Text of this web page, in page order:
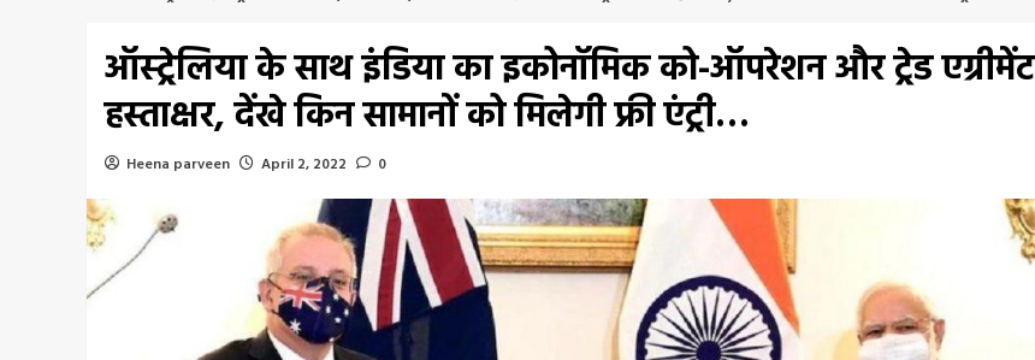
ऑस्ट्रेलिया के साथ इंडिया का इकोनॉमिक को-ऑपरेशन और ट्रेड एग्रीमेंट
हस्ताक्षर, देंखे किन सामानों को मिलेगी फ्री एंट्री…
Heena parveen April 2, 2022 0